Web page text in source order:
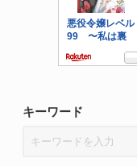
キーワード